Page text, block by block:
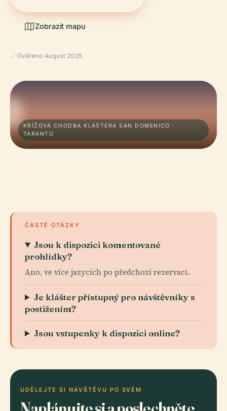
Zobrazit mapu
Ověřeno August 2025
KŘÍŽOVÁ CHODBA KLÁŠTERA SAN DOMENICO ·
TARANTO
ČASTÉ OTÁZKY
Jsou k dispozici komentované
prohlídky?
Ano, ve více jazycích po předchozí rezervaci.
Je klášter přístupný pro návštěvníky s
postižením?
Jsou vstupenky k dispozici online?
UDĚLEJTE SI NÁVŠTĚVU PO SVÉM